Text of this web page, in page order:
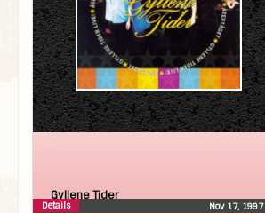
Gyllene Tider
Nov 17, 1997
Details